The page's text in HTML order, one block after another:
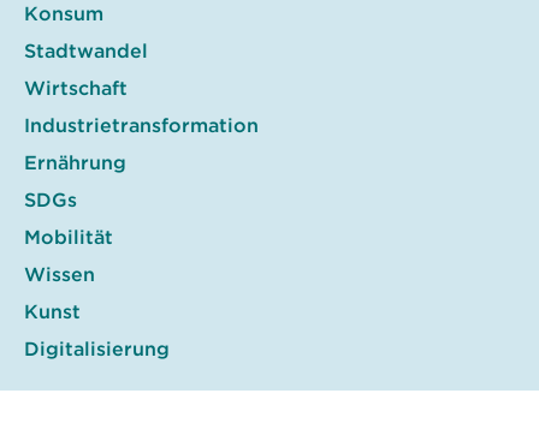
Konsum
Stadtwandel
Wirtschaft
Industrietransformation
Ernährung
SDGs
Mobilität
Wissen
Kunst
Digitalisierung